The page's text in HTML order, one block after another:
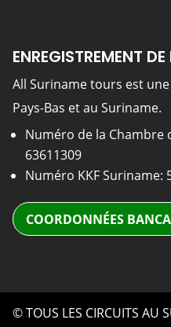
ENREGISTREMENT
All Suriname tours est
Pays-Bas et au Suriname.
Numéro de la Chambre
63611309
Numéro KKF Suriname:
COORDONNÉES
© TOUS LES CIRCUITS AU